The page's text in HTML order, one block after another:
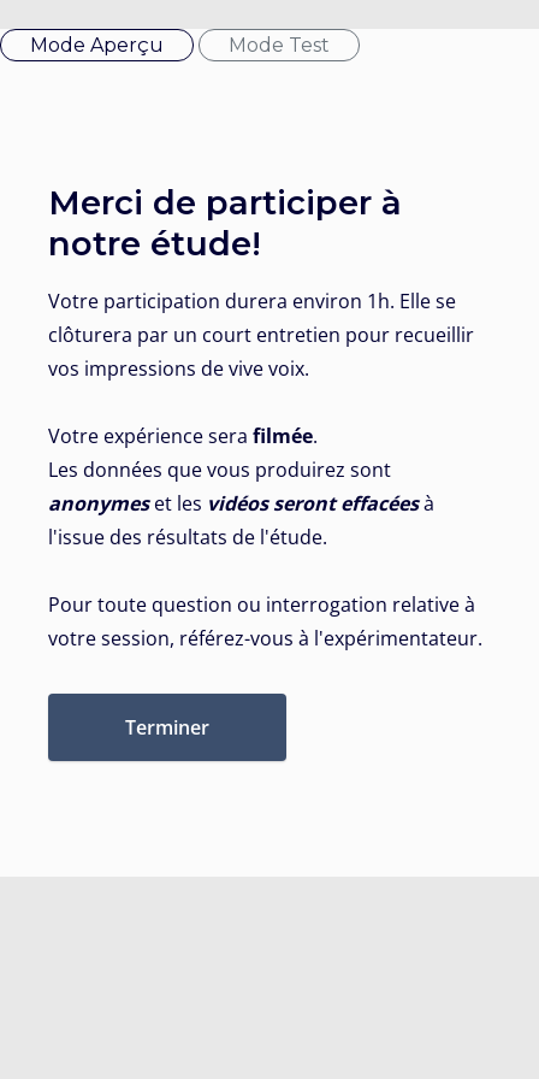
Mode Aperçu Mode Test
Merci de participer à
notre étude!
Votre participation durera environ 1h. Elle se
clôturera par un court entretien pour recueillir
vos impressions de vive voix.
Votre expérience sera filmée.
Les données que vous produirez sont
anonymeset les vidéos seront effacéesà
l'issue des résultats de l'étude.
Pour toute question ou interrogation relative à
votre session, référez-vous à l'expérimentateur.